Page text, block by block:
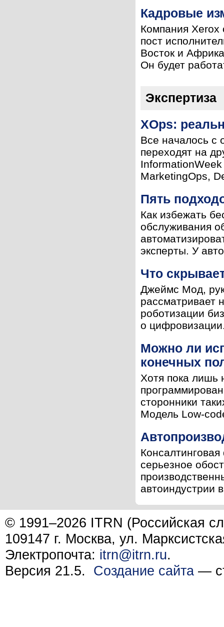
Кадровые
Компания Xerox
пост
Восток и
Он будет
Экспертиза
XOps:
Все началось с
переходят на
MarketingOps,
Пять
Как избежать
обслуживания
эксперты. У
Что
Джеймс Мод,
рассматривает
роботизации
о
Можно ли
конечных
Хотя пока лишь
сторонники
Модель Low-
серьезное
автоиндустрии
© 1991–2026 ITRN (Российская
109147 г. Москва, ул.
Электропочта: itrn@itrn.ru.
Версия 21.5. Создание сайта —